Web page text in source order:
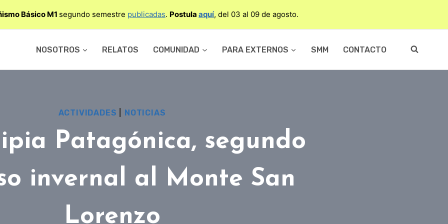
Básico M1 segundo semestre publicadas. Postula aquí, del 03 al 09 de agosto.
NOSOTROS RELATOS COMUNIDAD PARA EXTERNOS SMM CONTACTO
ACTIVIDADES NOTICIAS
Patagónica, segundo
invernal al Monte San
Lorenzo